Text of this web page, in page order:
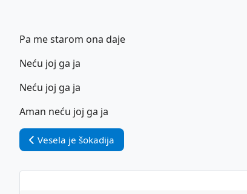
Pa me starom ona daje
Neću joj ga ja
Neću joj ga ja
Aman neću joj ga ja
Vorheriger Beitrag: Vesela je šokadija
Vesela je šokadija